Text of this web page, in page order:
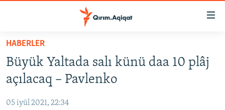
Esas
qaytmaq
Baş
navigatsiyağa
qaytmaq
HABERLER
SİYASET
İQTİSADİYAT
CEMİYET
HABERLER
Büyük Yaltada salı künü daa 10 plâj
açılacaq – Pavlenko
05 iyül 2021, 22:34